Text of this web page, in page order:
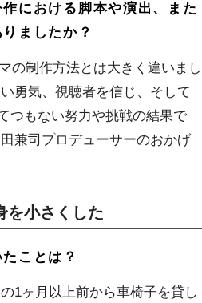
における脚本や演出、また
ましたか？
の制作方法とは大きく違いまし
勇気、視聴者を信じ、そして
つもない努力や挑戦の結果で
兼司プロデューサーのおかげ
を小さくした
ことは？
1ヶ月以上前から車椅子を貸し